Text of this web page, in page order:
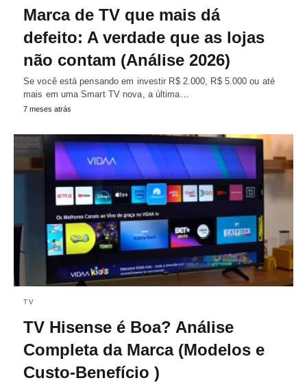
Marca de TV que mais dá
defeito: A verdade que as lojas
não contam (Análise 2026)
Se você está pensando em investir R$ 2.000, R$ 5.000 ou até
mais em uma Smart TV nova, a última…
7 meses atrás
TV
TV Hisense é Boa? Análise
Completa da Marca (Modelos e
Custo-Benefício )